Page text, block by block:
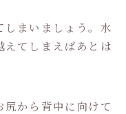
しまいましょう。水
えてしまえばあとは
から背中に向けて